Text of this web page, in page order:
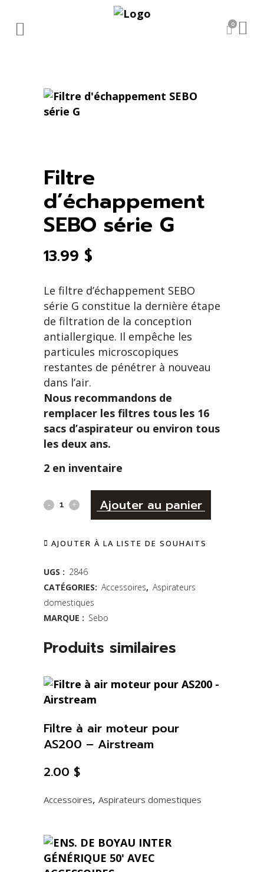
0
Filtre
d’échappement
SEBO série G
13.99 $
Le filtre d’échappement SEBO
série G constitue la dernière étape
de filtration de la conception
antiallergique. Il empêche les
particules microscopiques
restantes de pénétrer à nouveau
dans l’air.
Nous recommandons de
remplacer les filtres tous les 16
sacs d’aspirateur ou environ tous
les deux ans.
2 en inventaire
Filtre
d'échappement
SEBO
série
G
quantity
Ajouter au panier
AJOUTER À LA LISTE DE SOUHAITS
UGS : 2846
CATÉGORIES: Accessoires, Aspirateurs
domestiques
MARQUE : Sebo
Produits similaires
Accessoires, Aspirateurs domestiques
Filtre à air moteur pour
AS200 – Airstream
2.00 $